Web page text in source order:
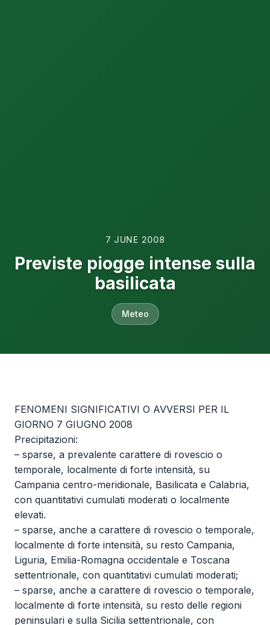
7 JUNE 2008
Previste piogge intense sulla
basilicata
Meteo
FENOMENI SIGNIFICATIVI O AVVERSI PER IL
GIORNO 7 GIUGNO 2008
Precipitazioni:
– sparse, a prevalente carattere di rovescio o
temporale, localmente di forte intensità, su
Campania centro-meridionale, Basilicata e Calabria,
con quantitativi cumulati moderati o localmente
elevati.
– sparse, anche a carattere di rovescio o temporale,
localmente di forte intensità, su resto Campania,
Liguria, Emilia-Romagna occidentale e Toscana
settentrionale, con quantitativi cumulati moderati;
– sparse, anche a carattere di rovescio o temporale,
localmente di forte intensità, su resto delle regioni
peninsulari e sulla Sicilia settentrionale, con